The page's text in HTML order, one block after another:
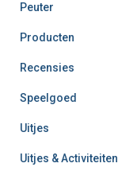
Peuter
Producten
Recensies
Speelgoed
Uitjes
Uitjes & Activiteiten